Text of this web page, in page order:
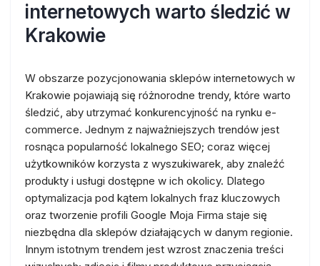
internetowych warto śledzić w
Krakowie
W obszarze pozycjonowania sklepów internetowych w
Krakowie pojawiają się różnorodne trendy, które warto
śledzić, aby utrzymać konkurencyjność na rynku e-
commerce. Jednym z najważniejszych trendów jest
rosnąca popularność lokalnego SEO; coraz więcej
użytkowników korzysta z wyszukiwarek, aby znaleźć
produkty i usługi dostępne w ich okolicy. Dlatego
optymalizacja pod kątem lokalnych fraz kluczowych
oraz tworzenie profili Google Moja Firma staje się
niezbędna dla sklepów działających w danym regionie.
Innym istotnym trendem jest wzrost znaczenia treści